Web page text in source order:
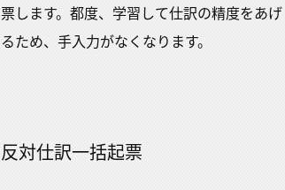
票します。都度、学習して仕訳の精度をあげ
るため、手入力がなくなります。
反対仕訳一括起票